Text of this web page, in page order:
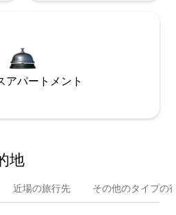
アパートメント
地
近場の旅行先 その他のタ⁠イ⁠プ⁠の